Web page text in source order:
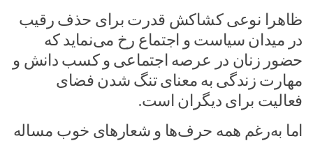
ظاهرا نوعی کشاکش قدرت برای حذف رقیب
در میدان سیاست و اجتماع رخ می‌نماید که
حضور زنان در عرصه اجتماعی و کسب دانش و
مهارت زندگی به معنای تنگ شدن فضای
فعالیت برای دیگران است.
اما به‌رغم همه حرف‌ها و شعارهای خوب مساله